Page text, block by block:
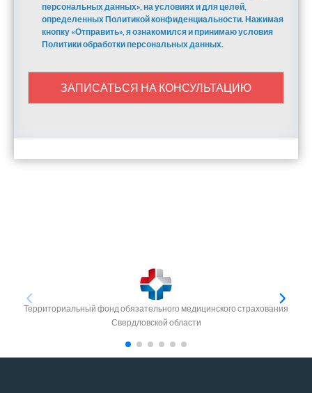
персональных данных», на условиях и для целей,
определенных Политикой конфиденциальности. Нажимая
кнопку «Отправить», я ознакомился и принимаю условия
Политики обработки персональных данных.
ЗАПИСАТЬСЯ НА КОНСУЛЬТАЦИЮ
Территориальный фонд обязательного медицинского страхования
Свердловской области